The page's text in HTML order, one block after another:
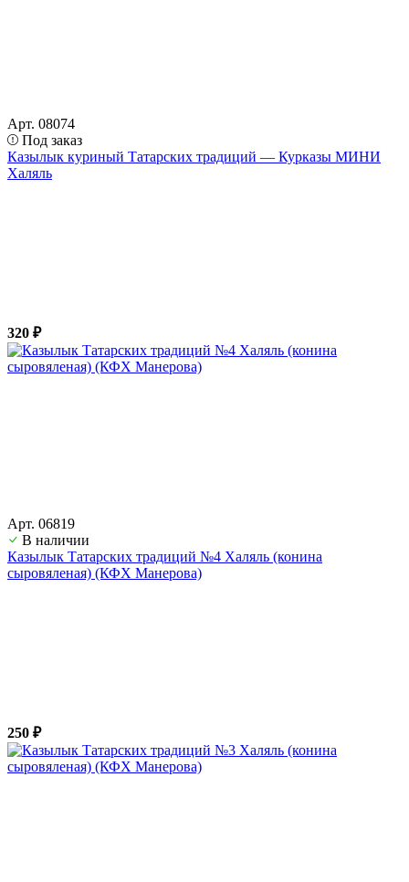
Арт. 08074
Под заказ
Казылык куриный Татарских традиций — Курказы МИНИ
Халяль
320 ₽
Арт. 06819
В наличии
Казылык Татарских традиций №4 Халяль (конина
сыровяленая) (КФХ Манерова)
250 ₽